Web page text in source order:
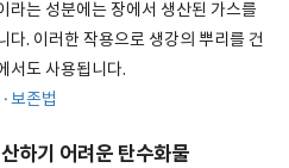
라는 성분에는 장에서 생산된 가스를
다. 이러한 작용으로 생강의 뿌리를 건
서도 사용됩니다.
보존법
하기 어려운 탄수화물